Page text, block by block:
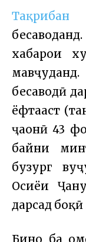
Тақрибан
хабарҳои
бесаводӣ
ёфтааст
ҷаҳонӣ 43
байни
бузург
Осиёи
дарсад
Бино ба